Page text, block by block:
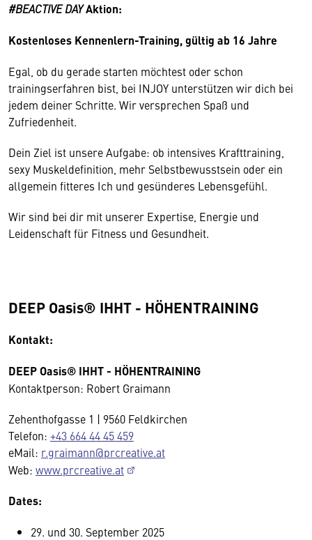
#BEACTIVE DAYAktion:
Kostenloses Kennenlern-Training, gültig ab 16 Jahre
Egal, ob du gerade starten möchtest oder schon
trainingserfahren bist, bei INJOY unterstützen wir dich bei
jedem deiner Schritte. Wir versprechen Spaß und
Zufriedenheit.
Dein Ziel ist unsere Aufgabe: ob intensives Krafttraining,
sexy Muskeldefinition, mehr Selbstbewusstsein oder ein
allgemein fitteres Ich und gesünderes Lebensgefühl.
Wir sind bei dir mit unserer Expertise, Energie und
Leidenschaft für Fitness und Gesundheit.
DEEP Oasis® IHHT - HÖHENTRAINING
Kontakt:
DEEP Oasis® IHHT - HÖHENTRAINING
Kontaktperson: Robert Graimann
Zehenthofgasse 1 | 9560 Feldkirchen
Telefon: +43 664 44 45 459
eMail: r.graimann@prcreative.at
Web: www.prcreative.at
Dates:
29. und 30. September 2025